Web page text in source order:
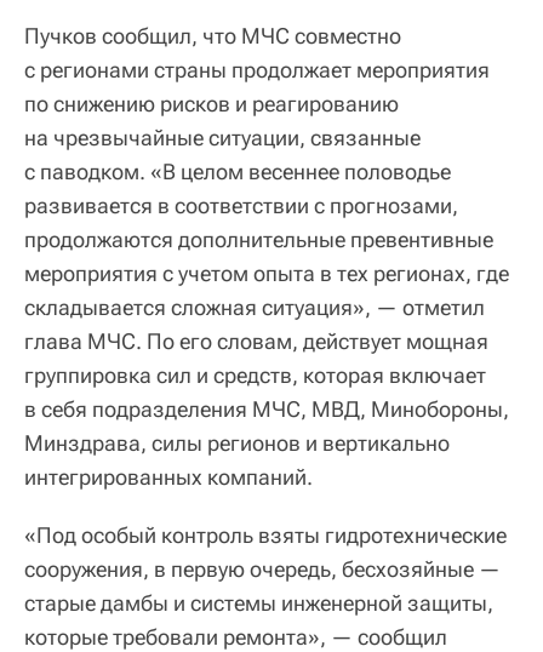
Пучков сообщил, что МЧС совместно
с регионами страны продолжает мероприятия
по снижению рисков и реагированию
на чрезвычайные ситуации, связанные
с паводком. «В целом весеннее половодье
развивается в соответствии с прогнозами,
продолжаются дополнительные превентивные
мероприятия с учетом опыта в тех регионах, где
складывается сложная ситуация», — отметил
глава МЧС. По его словам, действует мощная
группировка сил и средств, которая включает
в себя подразделения МЧС, МВД, Минобороны,
Минздрава, силы регионов и вертикально
интегрированных компаний.
«Под особый контроль взяты гидротехнические
сооружения, в первую очередь, бесхозяйные —
старые дамбы и системы инженерной защиты,
которые требовали ремонта», — сообщил